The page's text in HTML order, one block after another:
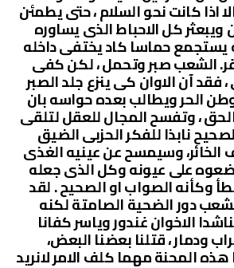
اذا كانت نحو السلام ، حتى يطمئن
كل الاحباط الذى يساوره
يستجمع حماسا كاد يختفى داخله
الشعب صبر وتحمل ، لكن كفى
فقد آن الاوان كى ينزع جلد الصبر
الحر ويطالب بعده حواسه بان
، وتفسح المجال للعقل لتلقى
نابذا للفكر الحزبى الضيق
الخائر، وسيمسح عن عينيه الغذى
على عيونه وكل الذى جعله
وكأنه الصواب او الصحيح . لقد
دور الضحية الصامتة لكنه
الاخوان غندور وياسر كفانا
ودمار ، قتلنا بعضنا البعض،
هذه المحنة مهما كلف الامر لانريد